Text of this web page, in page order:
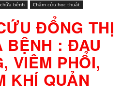
NET
bệnh Châm cứu học thuật
ĐỔNG THỊ
BỆNH : ĐAU
VIÊM PHỔI,
KHÍ QUẢN